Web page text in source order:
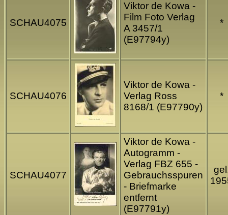
SCHAU4075
Viktor de Kowa -
Film Foto Verlag
A 3457/1
(E97794y)
*
SCHAU4076
Viktor de Kowa -
Verlag Ross
8168/1 (E97790y)
*
SCHAU4077
Viktor de Kowa -
Autogramm -
Verlag FBZ 655 -
Gebrauchsspuren
- Briefmarke
entfernt
(E97791y)